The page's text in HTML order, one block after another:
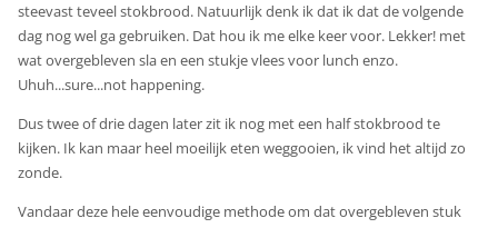
steevast teveel stokbrood. Natuurlijk denk ik dat ik dat de volgende
dag nog wel ga gebruiken. Dat hou ik me elke keer voor. Lekker! met
wat overgebleven sla en een stukje vlees voor lunch enzo.
Uhuh...sure...not happening.
Dus twee of drie dagen later zit ik nog met een half stokbrood te
kijken. Ik kan maar heel moeilijk eten weggooien, ik vind het altijd zo
zonde.
Vandaar deze hele eenvoudige methode om dat overgebleven stuk